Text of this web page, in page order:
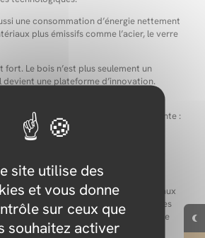
site utilise des
et vous donne
sur ceux que
souhaitez activer
une consommation d’énergie nettement
plus émissifs comme l’acier, le verre
fort. Le bois n’est plus seulement un
une plateforme d’innovation.
est à la fois ressource, puits de
fragile, Woodoo ouvre une voie exigeante :
simplement en utiliser plus.
soluble dans l’eau et sans
reste l’un des défis environnementaux
biosourcées existent, mais elles
promesses en conditions réelles de